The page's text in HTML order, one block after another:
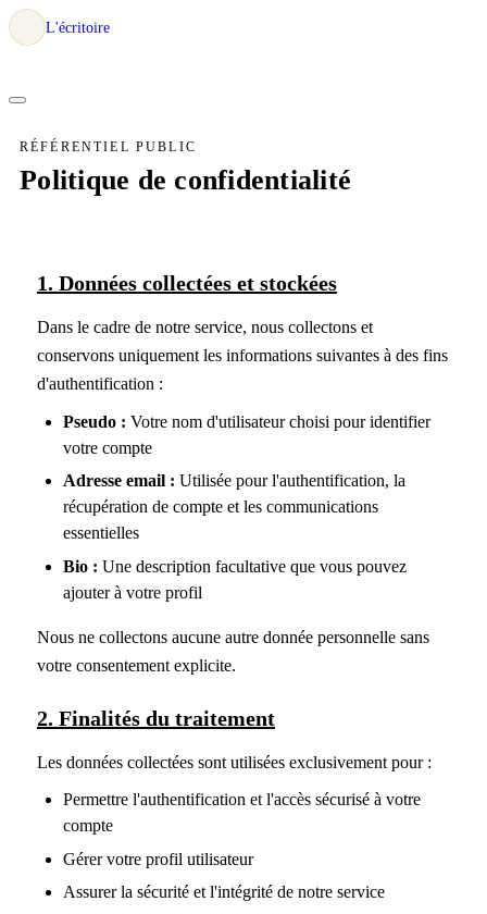
L'écritoire
RÉFÉRENTIEL PUBLIC
Politique de confidentialité
1. Données collectées et stockées
Dans le cadre de notre service, nous collectons et
conservons uniquement les informations suivantes à des fins
d'authentification :
Pseudo : Votre nom d'utilisateur choisi pour identifier
votre compte
Adresse email : Utilisée pour l'authentification, la
récupération de compte et les communications
essentielles
Bio : Une description facultative que vous pouvez
ajouter à votre profil
Nous ne collectons aucune autre donnée personnelle sans
votre consentement explicite.
2. Finalités du traitement
Les données collectées sont utilisées exclusivement pour :
Permettre l'authentification et l'accès sécurisé à votre
compte
Gérer votre profil utilisateur
Assurer la sécurité et l'intégrité de notre service